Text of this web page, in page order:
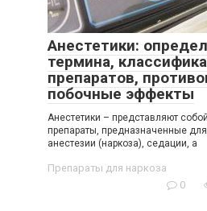
Анестетики:
термина,
препаратов,
побочные эффекты
Анестетики – представляют
препараты, предназначенные
анестезии (наркоза), седации, а
Препараты для наркоза
0